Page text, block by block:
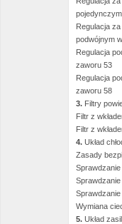
Regulacja
podwójnym
Regulacja
zaworu 53
Regulacja
zaworu 58
3. Filtry
Filtr z
Filtr z
4. Układ
Zasady
Sprawdzanie
Wymiana
5. Układ